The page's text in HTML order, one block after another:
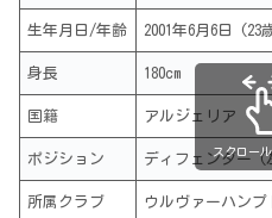
生年月日/年齢 2001年6月6日 (23
身長 180cm
国籍 アルジェリア
ポジション ディフェンダー (
所属クラブ ウルヴァーハン
スクロー